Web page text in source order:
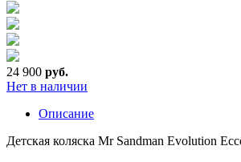
24 900 руб.
Нет в наличии
Описание
Детская коляска Mr Sandman Evolution